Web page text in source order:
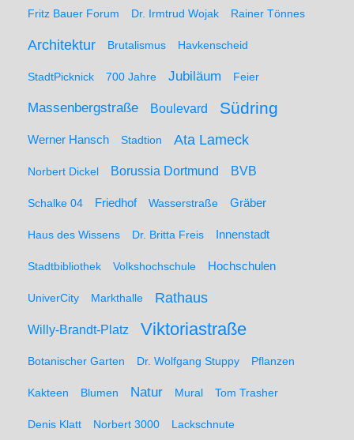
Fritz Bauer Forum Dr. Irmtrud Wojak Rainer Tönnes
Architektur Brutalismus Havkenscheid
StadtPicknick 700 Jahre Jubiläum Feier
Massenbergstraße Boulevard Südring
Werner Hansch Stadtion Ata Lameck
Norbert Dickel Borussia Dortmund BVB
Schalke 04 Friedhof Wasserstraße Gräber
Haus des Wissens Dr. Britta Freis Innenstadt
Stadtbibliothek Volkshochschule Hochschulen
UniverCity Markthalle Rathaus
Willy-Brandt-Platz Viktoriastraße
Botanischer Garten Dr. Wolfgang Stuppy Pflanzen
Kakteen Blumen Natur Mural Tom Trasher
Denis Klatt Norbert 3000 Lackschnute